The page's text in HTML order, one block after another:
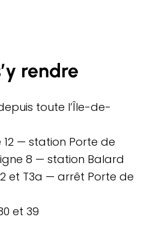
rendre
toute l’Île-de-
12 — station Porte de
8 — station Balard
et T3a — arrêt Porte de
et 39